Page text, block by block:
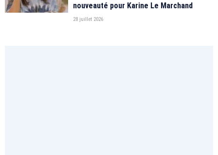
nouveauté pour Karine Le Marchand
28 juillet 2026